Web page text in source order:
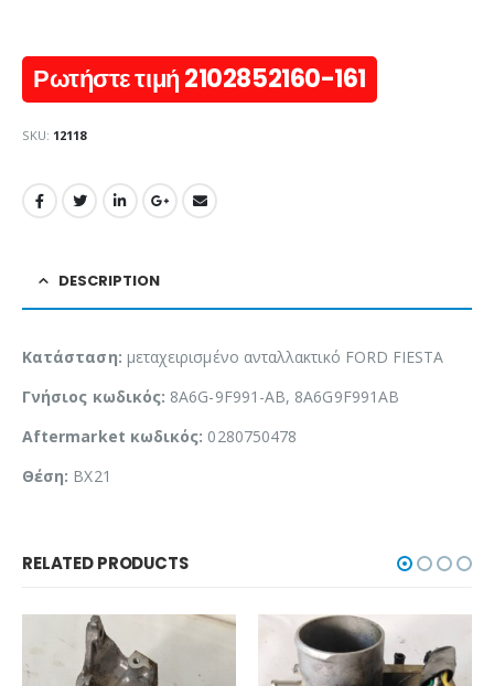
Ρωτήστε τιμή 2102852160-161
SKU: 12118
DESCRIPTION
Κατάσταση: μεταχειρισμένο ανταλλακτικό FORD FIESTA
Γνήσιος κωδικός: 8A6G-9F991-AB, 8A6G9F991AB
Aftermarket κωδικός: 0280750478
Θέση: BX21
RELATED PRODUCTS